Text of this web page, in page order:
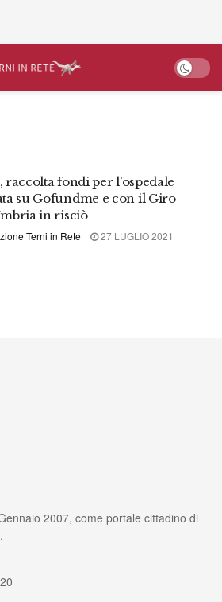
raccolta fondi per l’ospedale
su Gofundme e con il Giro
in risciò
Terni in Rete 27 LUGLIO 2021
2007, come portale cittadino di